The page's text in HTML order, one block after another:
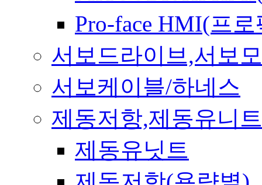
Pro-face HMI(프
서보드라이브,서보
서보케이블/하네스
제동저항,제동유니트
제동유닛트